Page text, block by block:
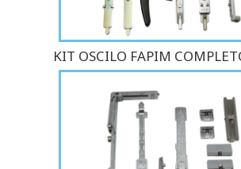
KIT OSCILO FAPIM